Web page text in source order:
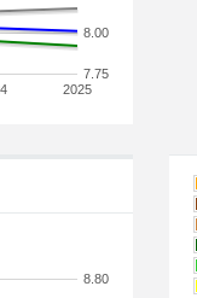
2025
7.75
8.00
8.80